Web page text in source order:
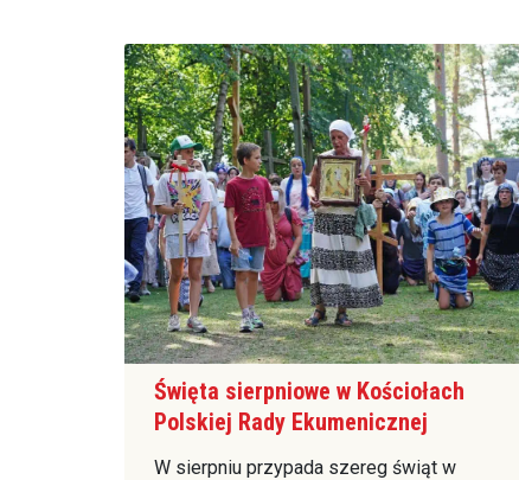
Święta sierpniowe w Kościołach
Polskiej Rady Ekumenicznej
W sierpniu przypada szereg świąt w